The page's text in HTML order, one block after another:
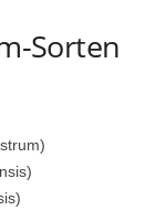
Sorten